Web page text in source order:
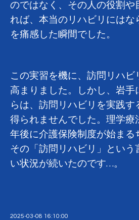
のではなく、その人の役割や
れば、本当のリハビリにはな
を痛感した瞬間でした。
この実習を機に、訪問リハビ
高まりました。しかし、岩手
らは、訪問リハビリを実践す
得られませんでした。理学療
年後に介護保険制度が始まる
その「訪問リハビリ」という
い状況が続いたのです…。
2025-03-08 16:10:00